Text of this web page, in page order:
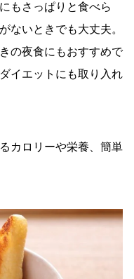
もさっぱりと食べら
ないときでも大丈夫。
の夜食にもおすすめで
イエットにも取り入れ
カロリーや栄養、簡単